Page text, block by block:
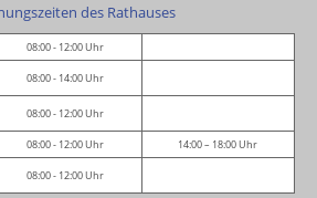
des Rathauses
08:00 - 12:00 Uhr
08:00 - 14:00 Uhr
08:00 - 12:00 Uhr
08:00 - 12:00 Uhr 14:00 – 18:00 Uhr
08:00 - 12:00 Uhr